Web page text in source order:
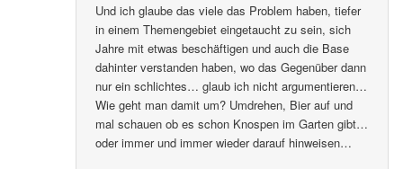
Und ich glaube das viele das Problem haben, tiefer
in einem Themengebiet eingetaucht zu sein, sich
Jahre mit etwas beschäftigen und auch die Base
dahinter verstanden haben, wo das Gegenüber dann
nur ein schlichtes… glaub ich nicht argumentieren…
Wie geht man damit um? Umdrehen, Bier auf und
mal schauen ob es schon Knospen im Garten gibt…
oder immer und immer wieder darauf hinweisen…